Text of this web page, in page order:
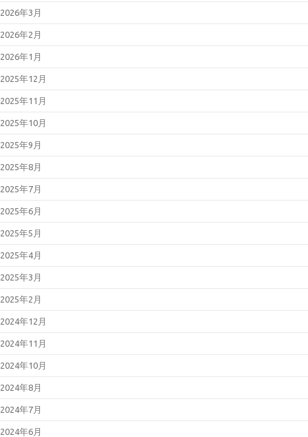
2026年3月
2026年2月
2026年1月
2025年12月
2025年11月
2025年10月
2025年9月
2025年8月
2025年7月
2025年6月
2025年5月
2025年4月
2025年3月
2025年2月
2024年12月
2024年11月
2024年10月
2024年8月
2024年7月
2024年6月